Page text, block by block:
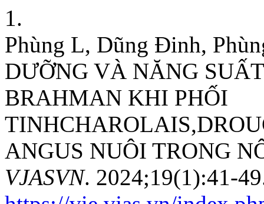
1.
Phùng L, Dũng Đinh,
DƯỠNG VÀ NĂNG
BRAHMAN KHI PHỐI
ANGUS NUÔI TRONG
VJASVN. 2024;19(1):41-